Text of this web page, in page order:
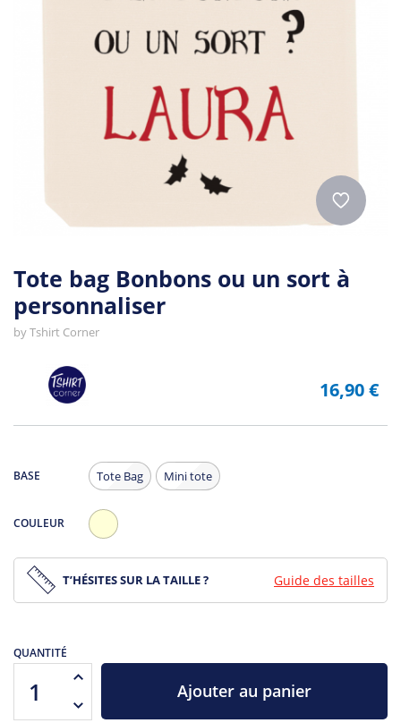
Tote bag Bonbons ou un sort à
personnaliser
byTshirt Corner
16,90 €
BASE Tote Bag Mini tote
COULEUR
T’HÉSITES SUR LA TAILLE ? Guide des tailles
QUANTITÉ
Ajouter au panier